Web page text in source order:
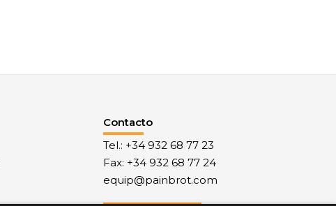
Contacto
Tel.: +34 932 68 77 23
Fax: +34 932 68 77 24
equip@painbrot.com